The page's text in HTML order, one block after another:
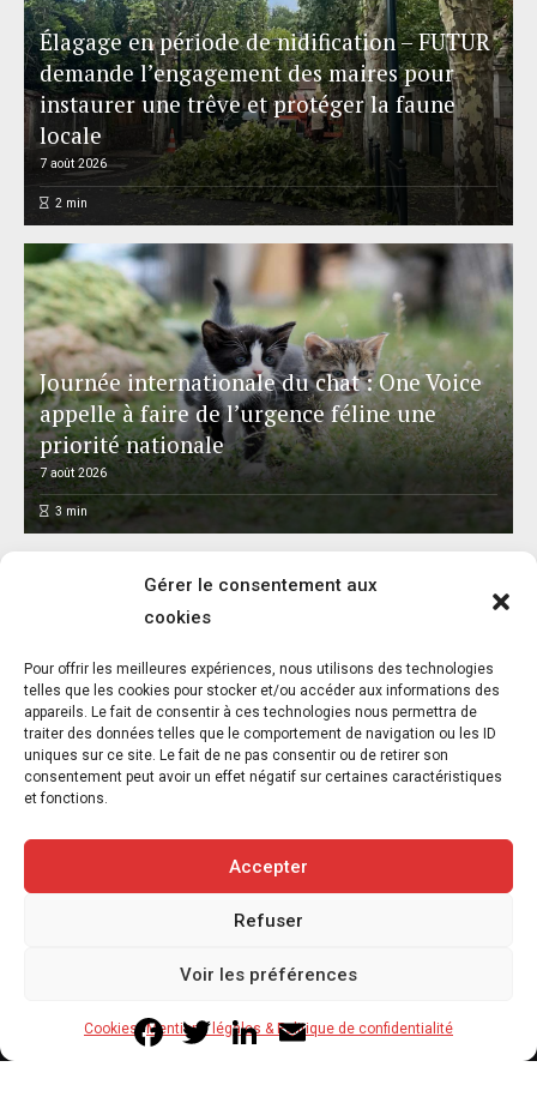
Gérer le consentement aux
cookies
Pour offrir les meilleures expériences, nous utilisons des technologies
telles que les cookies pour stocker et/ou accéder aux informations des
appareils. Le fait de consentir à ces technologies nous permettra de
traiter des données telles que le comportement de navigation ou les ID
uniques sur ce site. Le fait de ne pas consentir ou de retirer son
consentement peut avoir un effet négatif sur certaines caractéristiques
et fonctions.
Accepter
Refuser
Voir les préférences
Cookies Mentions légales & Politique de confidentialité
Élagage en période de nidification – FUTUR
demande l’engagement des maires pour
instaurer une trêve et protéger la faune
locale
7 août 2026
2 min
Journée internationale du chat : One Voice
appelle à faire de l’urgence féline une
priorité nationale
7 août 2026
3 min
L’association FUTUR dénonce le recours à
des « tirs sanitaires » sur des animaux
sauvages déjà victimes de l’incendie
d’Achères-la-Forêt
7 août 2026
Mentions légales & Politique de confidentialité
Cookies
FacebookTwitterLinkedInEmail